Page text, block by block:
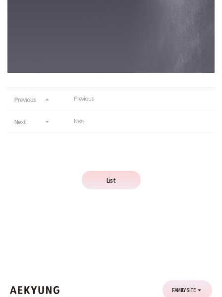
Previous Previous
Next Next
List
FAMILY SITE